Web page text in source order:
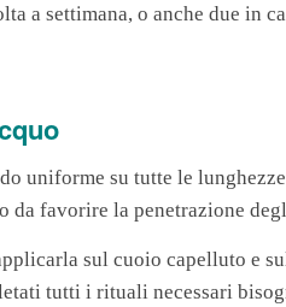
a settimana, o anche due in
uniforme su tutte le
da favorire la penetrazione
sul cuoio capelluto e
tutti i rituali necessari